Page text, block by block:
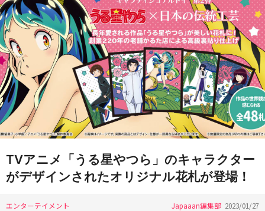
TVアニメ「うる星やつら」のキャラクター
がデザインされたオリジナル花札が登場！
エンターテイメント Japaaan編集部 2023/01/27